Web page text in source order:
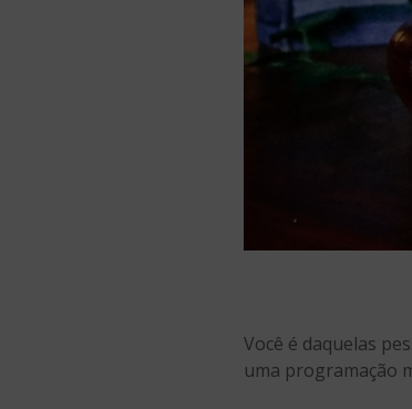
Você é daquelas
uma programação